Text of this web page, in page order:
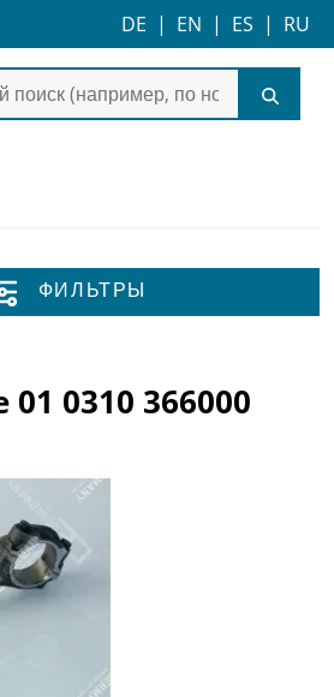
DE | EN | ES | RU
ФИЛЬТРЫ
0310 366000